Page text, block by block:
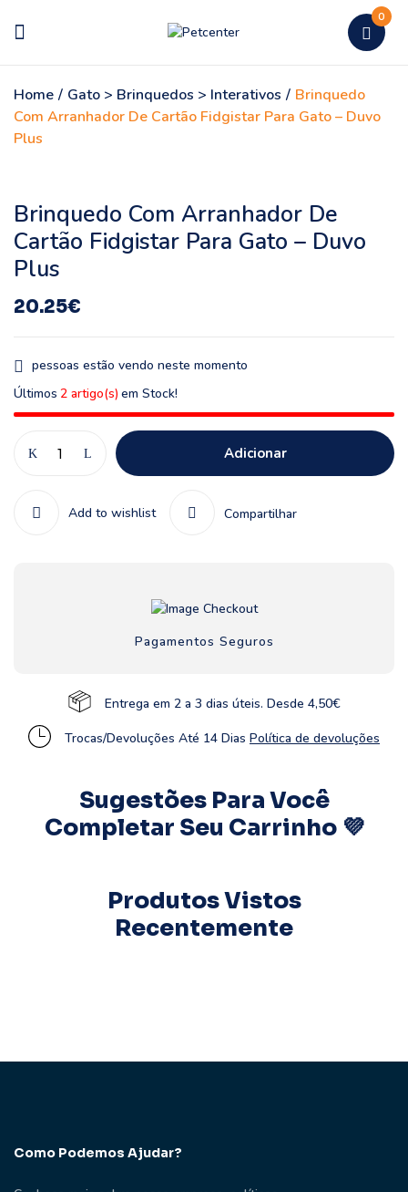
0
Home / Gato > Brinquedos > Interativos / Brinquedo
Com Arranhador De Cartão Fidgistar Para Gato – Duvo
Plus
Brinquedo Com Arranhador De
Cartão Fidgistar Para Gato – Duvo
Plus
20.25€
pessoas estão vendo neste momento
Últimos 2 artigo(s) em Stock!
Adicionar
Add to wishlist Compartilhar
Pagamentos Seguros
Entrega em 2 a 3 dias úteis. Desde 4,50€
Trocas/Devoluções Até 14 Dias Política de devoluções
Sugestões Para Você
Completar Seu Carrinho 💜
Produtos Vistos
Recentemente
Como Podemos Ajudar?